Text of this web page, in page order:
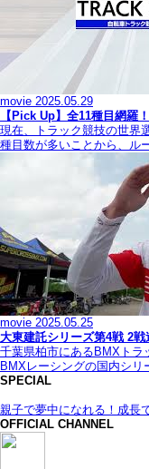
movie 2025.05.29
【Pick Up】全11種目網羅
現在、トラック競技の世界
種目数が多いことから、ル
movie 2025.05.25
大東建託シリーズ第4戦 2
千葉県柏市にあるBMXトラ
BMXレーシングの国内シリ
SPECIAL
親子で夢中になれる！成長
OFFICIAL CHANNEL